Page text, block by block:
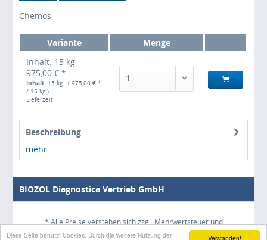
Verstanden!
Diese Seite benutzt Cookies. Durch die weitere Nutzung der
Chemos
Variante
Menge
Inhalt: 15 kg
975,00 € *
Inhalt: 15 kg ( 975,00 € *
/ 15 kg )
Lieferzeit
1
Beschreibung
mehr
BIOZOL Diagnostica Vertrieb GmbH
* Alle Preise verstehen sich zzgl. Mehrwertsteuer und
Versandkostenund ggf. Nachnahmegebühren, wenn nicht anders